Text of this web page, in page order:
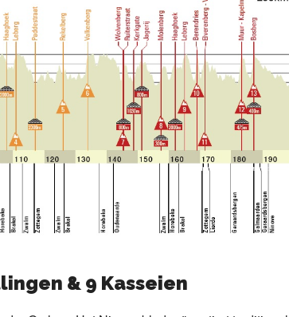
& 9 Kasseien